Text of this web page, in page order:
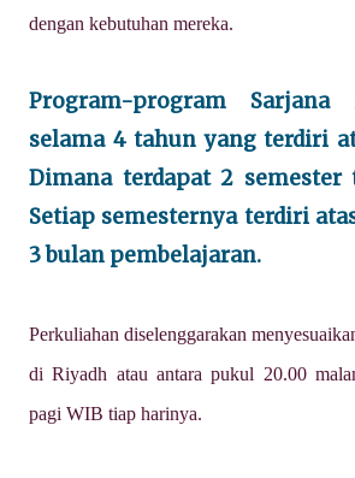
dengan kebutuhan mereka.
Program-program
selama 4 tahun yang terdiri
Dimana terdapat 2 semester
Setiap semesternya terdiri
3 bulan pembelajaran.
Perkuliahan diselenggarakan
di Riyadh atau antara pukul 20.00
pagi WIB tiap harinya.